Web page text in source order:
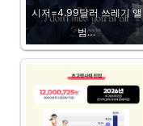
시저=4.99달러 쓰레기 앨
범…